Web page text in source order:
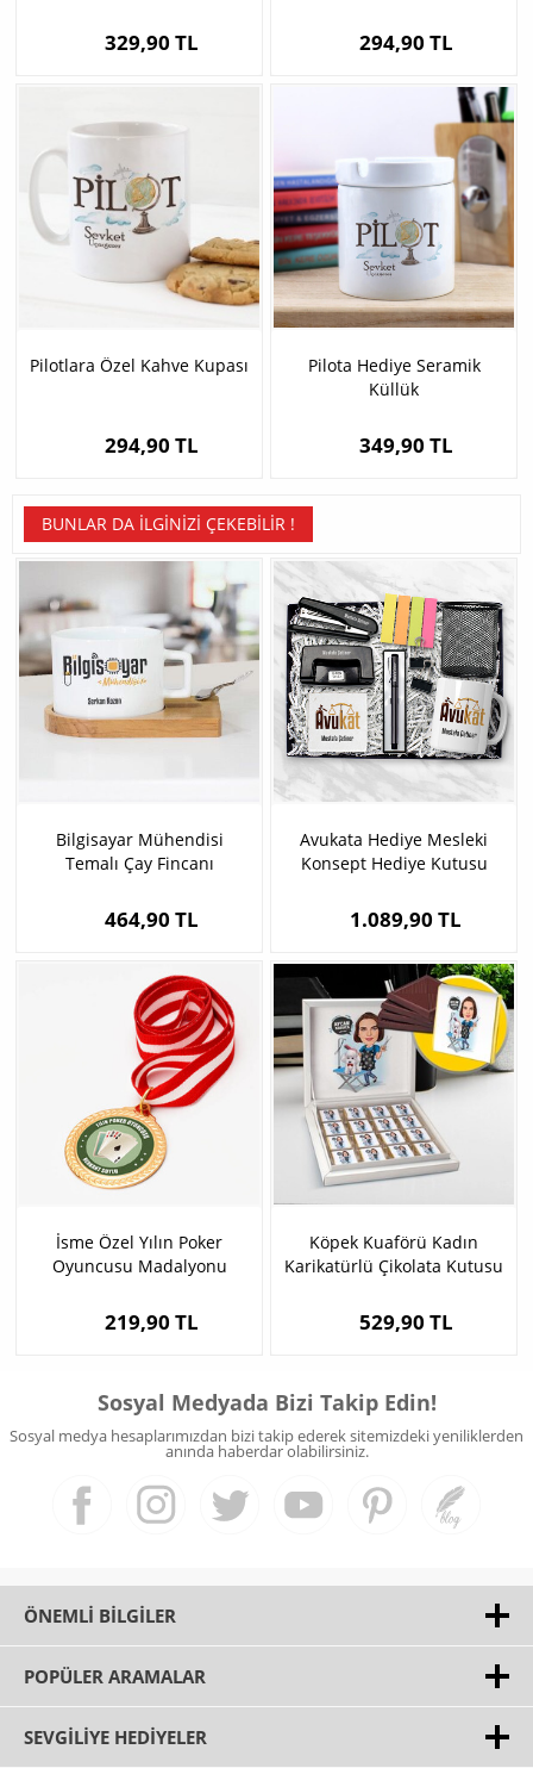
329,90 TL 294,90 TL
Pilotlara Özel Kahve Kupası
294,90 TL
Pilota Hediye Seramik
Küllük
349,90 TL
BUNLAR DA İLGINIZI ÇEKEBILIR !
Bilgisayar Mühendisi
Temalı Çay Fincanı
464,90 TL
Avukata Hediye Mesleki
Konsept Hediye Kutusu
1.089,90 TL
İsme Özel Yılın Poker
Oyuncusu Madalyonu
219,90 TL
Köpek Kuaförü Kadın
Karikatürlü Çikolata Kutusu
529,90 TL
Sosyal Medyada Bizi Takip Edin!
Sosyal medya hesaplarımızdan bizi takip ederek sitemizdeki yeniliklerden
anında haberdar olabilirsiniz.
ÖNEMLI BILGILER
POPÜLER ARAMALAR
SEVGILIYE HEDIYELER